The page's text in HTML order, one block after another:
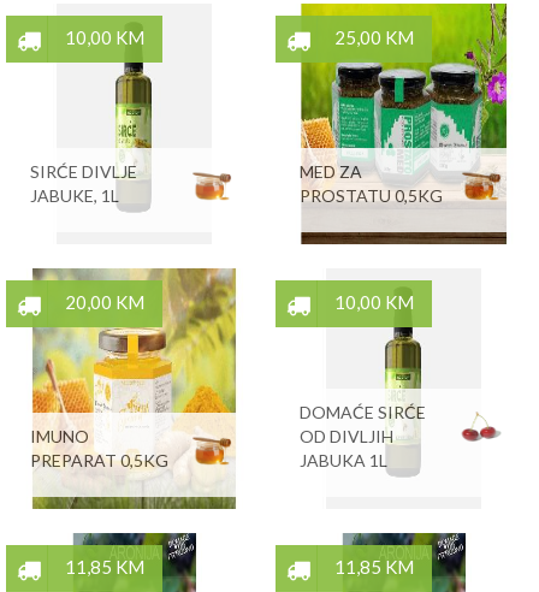
10,00 KM
SIRĆE DIVLJE
JABUKE, 1L
25,00 KM
MED ZA
PROSTATU 0,5KG
20,00 KM
IMUNO
PREPARAT 0,5KG
10,00 KM
DOMAĆE SIRĆE
OD DIVLJIH
JABUKA 1L
11,85 KM 11,85 KM